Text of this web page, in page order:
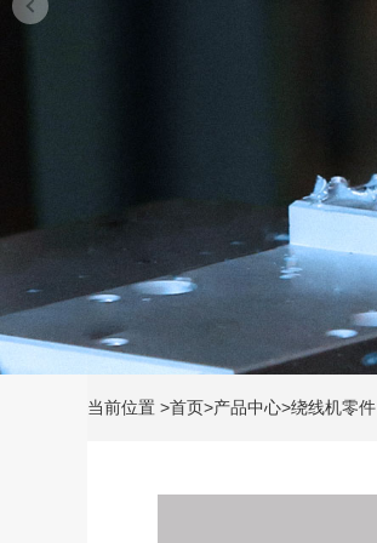
当前位置 >首页>产品中心>绕线机零件